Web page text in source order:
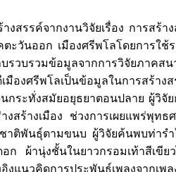
งสรรค์จากงานวิจัยเรื่อง การส
ะวันออก เมืองศรีพโลโดยการใ
บรวบรวมข้อมูลจากการวิจัยภา
องศรีพโลเป็นข้อมูลในการสร้า
ระทั่งสมัยอยุธยาตอนปลาย ผู้วิ
างสร้างเมือง ช่วงการเผยแพร่
าติพันธุ์ตามขนบ ผู้วิจัยค้นพบท่า
ก ผ้านุ่งชั้นในยาวกรอมเท้าสีเขี
งแนวคิดการประพันธ์เพลงจาก